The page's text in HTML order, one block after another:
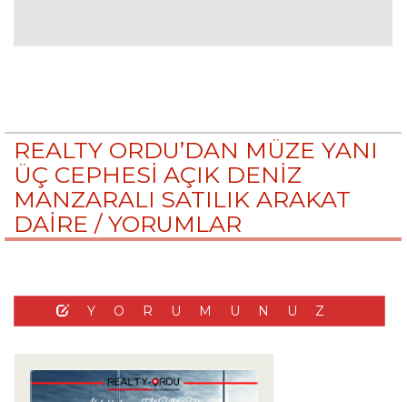
REALTY ORDU’DAN MÜZE YANI
ÜÇ CEPHESİ AÇIK DENİZ
MANZARALI SATILIK ARAKAT
DAİRE / YORUMLAR
YORUMUNUZ